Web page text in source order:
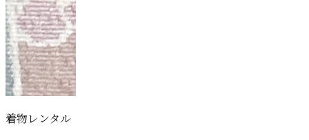
着物レンタル